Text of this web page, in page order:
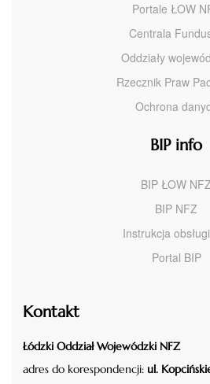
Portale ŁOW
Centrala
Oddziały
Rzecznik Praw
Ochrona
BIP info
BIP ŁOW NFZ
BIP NFZ
Instrukcja
Portal BIP
Kontakt
Łódzki Oddział Wojewódzki NFZ
adres do korespondencji: ul.